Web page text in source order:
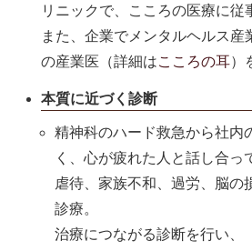
リニックで、こころの医療に従
また、企業でメンタルヘルス産
の産業医（詳細はこころの耳）
本質に近づく診断
精神科のハード救急から社内
く、心が疲れた人と話し合っ
虐待、家族不和、過労、脳の
診療。
治療につながる診断を行い、